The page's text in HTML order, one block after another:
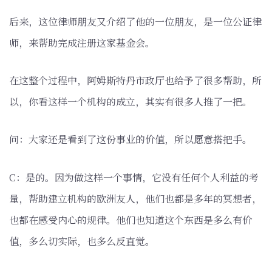
后来，这位律师朋友又介绍了他的一位朋友，是一位公证律
师，来帮助完成注册这家基金会。
在这整个过程中，阿姆斯特丹市政厅也给予了很多帮助，所
以，你看这样一个机构的成立，其实有很多人推了一把。
问：大家还是看到了这份事业的价值，所以愿意搭把手。
C：是的。因为做这样一个事情，它没有任何个人利益的考
量，帮助建立机构的欧洲友人，他们也都是多年的冥想者，
也都在感受内心的规律。他们也知道这个东西是多么有价
值，多么切实际，也多么反直觉。